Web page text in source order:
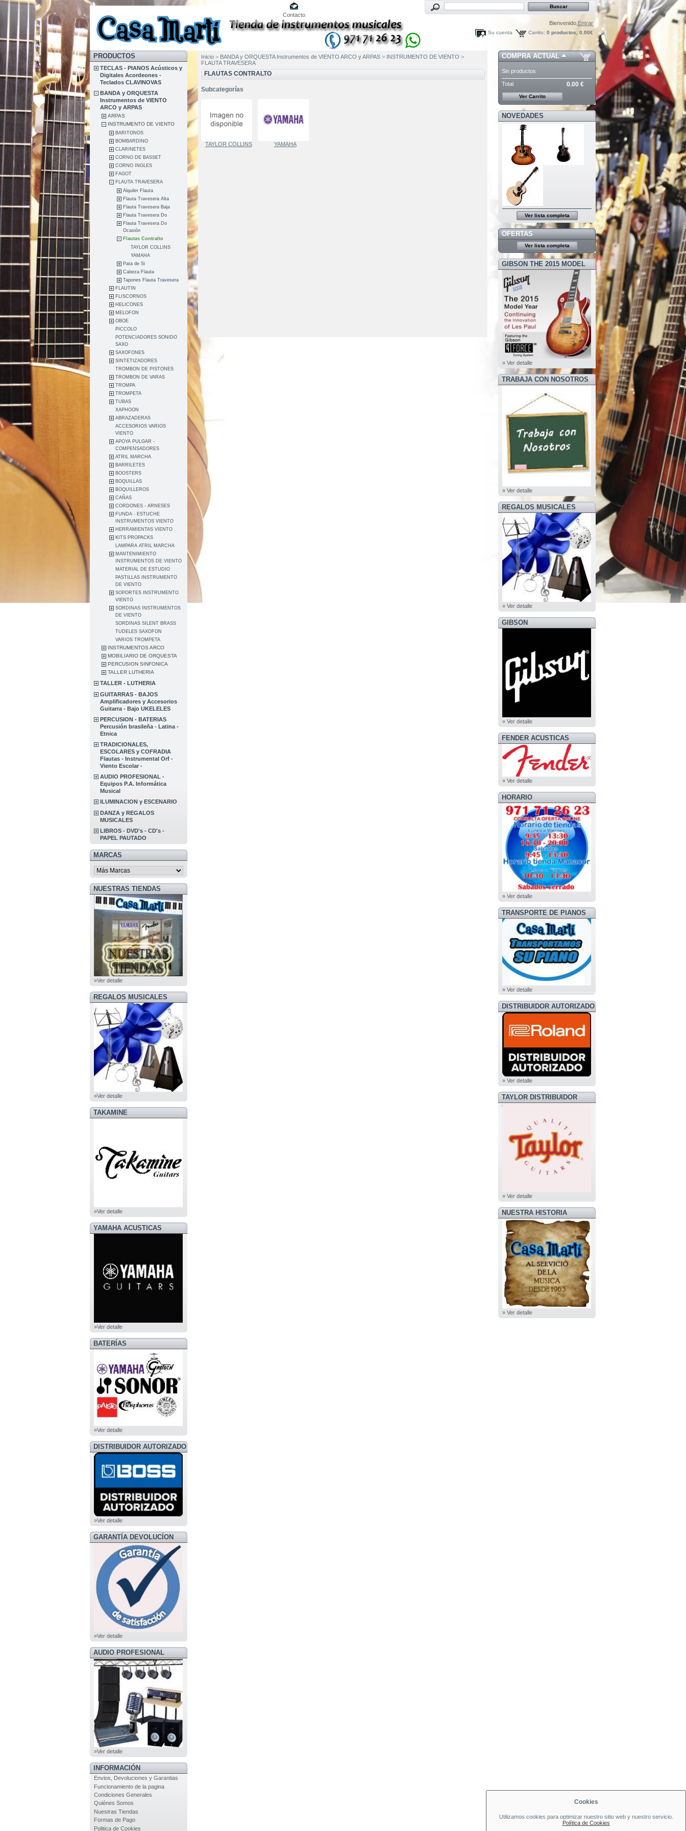
Contacto
Bienvenido, Entrar
Carrito: 0 productos, 0.00€
Su cuenta
PRODUCTOS
TECLAS - PIANOS Acústicos y
Digitales Acordeones -
Teclados CLAVINOVAS
BANDA y ORQUESTA
Instrumentos de VIENTO
ARCO y ARPAS
ARPAS
INSTRUMENTO DE VIENTO
BARITONOS
BOMBARDINO
CLARINETES
CORNO DE BASSET
CORNO INGLES
FAGOT
FLAUTA TRAVESERA
Alquiler Flauta
Flauta Travesera Alta
Flauta Travesera Baja
Flauta Travesera Do
Flauta Travesera Do
Ocasión
Flautas Contralto
TAYLOR COLLINS
YAMAHA
Pata de Si
Cabeza Flauta
Tapones Flauta Travesera
FLAUTIN
FLISCORNOS
HELICONES
MELOFON
OBOE
PICCOLO
POTENCIADORES SONIDO
SAXO
SAXOFONES
SINTETIZADORES
TROMBON DE PISTONES
TROMBON DE VARAS
TROMPA
TROMPETA
TUBAS
XAPHOON
ABRAZADERAS
ACCESORIOS VARIOS
VIENTO
APOYA PULGAR -
COMPENSADORES
ATRIL MARCHA
BARRILETES
BOOSTERS
BOQUILLAS
BOQUILLEROS
CAÑAS
CORDONES - ARNESES
FUNDA - ESTUCHE
INSTRUMENTOS VIENTO
HERRAMIENTAS VIENTO
KITS PROPACKS
LAMPARA ATRIL MARCHA
MANTENIMIENTO
INSTRUMENTOS DE VIENTO
MATERIAL DE ESTUDIO
PASTILLAS INSTRUMENTO
DE VIENTO
SOPORTES INSTRUMENTO
VIENTO
SORDINAS INSTRUMENTOS
DE VIENTO
SORDINAS SILENT BRASS
TUDELES SAXOFON
VARIOS TROMPETA
INSTRUMENTOS ARCO
MOBILIARIO DE ORQUESTA
PERCUSION SINFONICA
TALLER LUTHERIA
TALLER - LUTHERIA
GUITARRAS - BAJOS
Amplificadores y Accesorios
Guitarra - Bajo UKELELES
PERCUSION - BATERIAS
Percusión brasileña - Latina -
Etnica
TRADICIONALES,
ESCOLARES y COFRADIA
Flautas - Instrumental Orf -
Viento Escolar -
AUDIO PROFESIONAL -
Equipos P.A. Informática
Musical
ILUMINACION y ESCENARIO
DANZA y REGALOS
MUSICALES
LIBROS - DVD's - CD's -
PAPEL PAUTADO
MARCAS
NUESTRAS TIENDAS
»Ver detalle
REGALOS MUSICALES
»Ver detalle
TAKAMINE
»Ver detalle
YAMAHA ACUSTICAS
»Ver detalle
BATERÍAS
»Ver detalle
DISTRIBUIDOR AUTORIZADO
BOSS
»Ver detalle
GARANTÍA DEVOLUCÍON
»Ver detalle
AUDIO PROFESIONAL
»Ver detalle
INFORMACIÓN
Envios, Devoluciones y Garantias
Funcionamiento de la pagina
Condiciones Generales
Quiénes Somos
Nuestras Tiendas
Formas de Pago
Politica de Cookies
Inicio > BANDA y ORQUESTA Instrumentos de VIENTO ARCO y ARPAS > INSTRUMENTO DE VIENTO >
FLAUTA TRAVESERA
FLAUTAS CONTRALTO
Subcategorías
TAYLOR COLLINS YAMAHA
COMPRA ACTUAL
Sin productos
Total 0.00 €
Ver Carrito
NOVEDADES
Ver lista completa
OFERTAS
Ver lista completa
GIBSON THE 2015 MODEL
YEAR
» Ver detalle
TRABAJA CON NOSOTROS
» Ver detalle
REGALOS MUSICALES
» Ver detalle
GIBSON
» Ver detalle
FENDER ACUSTICAS
» Ver detalle
HORARIO
» Ver detalle
TRANSPORTE DE PIANOS
» Ver detalle
DISTRIBUIDOR AUTORIZADO
ROLAND
» Ver detalle
TAYLOR DISTRIBUIDOR
OFICIAL
» Ver detalle
NUESTRA HISTORIA
» Ver detalle
Cookies
Utilizamos cookies para optimizar nuestro sitio web y nuestro servicio.
Política de Cookies